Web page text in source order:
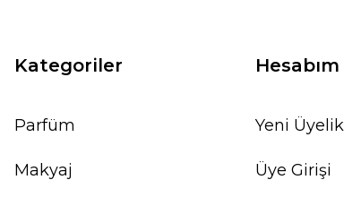
Kategoriler
Parfüm
Makyaj
Hesabım
Yeni Üyelik
Üye Girişi